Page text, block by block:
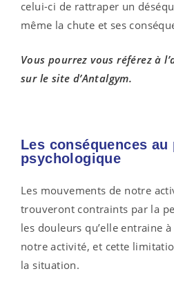
celui-ci de rattraper un
même la chute et ses
Vous pourrez vous référez à
sur le site d’Antalgym.
Les conséquences au
psychologique
Les mouvements de notre
trouveront contraints par la
les douleurs qu’elle entraine
notre activité, et cette
la situation.